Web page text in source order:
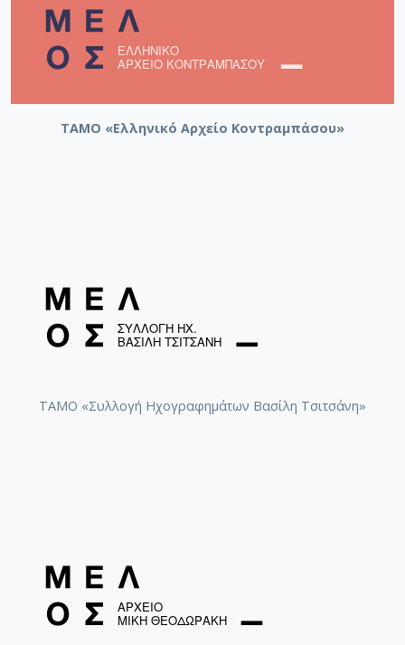
ΤΑΜΟ «Ελληνικό Αρχείο Κοντραμπάσου»
ΤΑΜΟ «Συλλογή Ηχογραφημάτων Βασίλη Τσιτσάνη»